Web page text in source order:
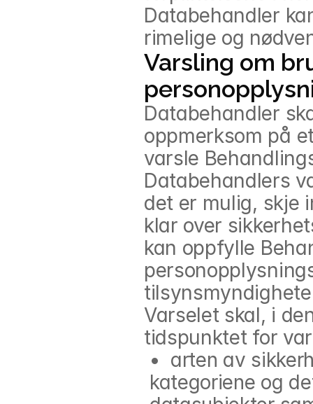
Databehandler
rimelige og
Varsling om
Databehandler
oppmerksom på
varsle
Databehandlers
det er mulig, skje
klar over
kan oppfylle
Varselet skal, i
tidspunktet for
•  arten av
kategoriene og